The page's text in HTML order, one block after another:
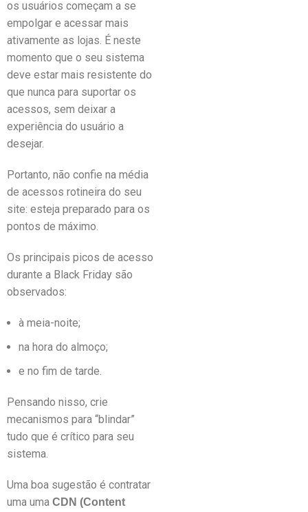
os usuários começam a se
empolgar e acessar mais
ativamente as lojas. É neste
momento que o seu sistema
deve estar mais resistente do
que nunca para suportar os
acessos, sem deixar a
experiência do usuário a
desejar.
Portanto, não confie na média
de acessos rotineira do seu
site: esteja preparado para os
pontos de máximo.
Os principais picos de acesso
durante a Black Friday são
observados:
à meia-noite;
na hora do almoço;
e no fim de tarde.
Pensando nisso, crie
mecanismos para “blindar”
tudo que é crítico para seu
sistema.
Uma boa sugestão é contratar
uma uma CDN (Content